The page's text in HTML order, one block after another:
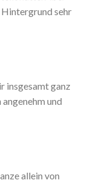
sehr
insgesamt ganz
und
allein von